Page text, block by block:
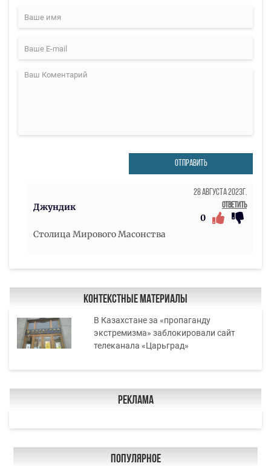
ОТПРАВИТЬ
Джундик
28 Августа 2023г.
Ответить
0
Столица Мирового Масонства
Контекстные материалы
В Казахстане за «пропаганду
экстремизма» заблокировали сайт
телеканала «Царьград»
Реклама
Популярное